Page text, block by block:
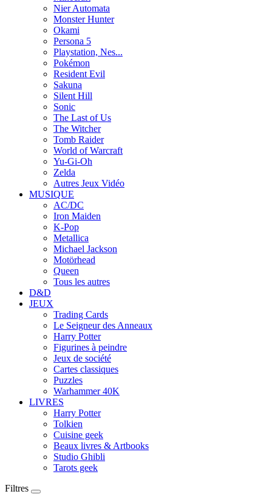
Nier Automata
Monster Hunter
Okami
Persona 5
Playstation, Nes...
Pokémon
Resident Evil
Sakuna
Silent Hill
Sonic
The Last of Us
The Witcher
Tomb Raider
World of Warcraft
Yu-Gi-Oh
Zelda
Autres Jeux Vidéo
MUSIQUE
AC/DC
Iron Maiden
K-Pop
Metallica
Michael Jackson
Motörhead
Queen
Tous les autres
D&D
JEUX
Trading Cards
Le Seigneur des Anneaux
Harry Potter
Figurines à peindre
Jeux de société
Cartes classiques
Puzzles
Warhammer 40K
LIVRES
Harry Potter
Tolkien
Cuisine geek
Beaux livres & Artbooks
Studio Ghibli
Tarots geek
Filtres